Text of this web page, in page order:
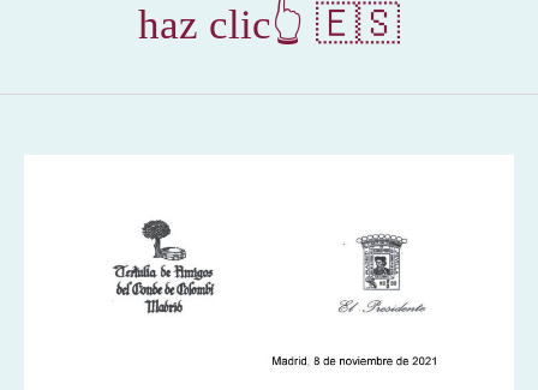
haz clic👆 🇪🇸